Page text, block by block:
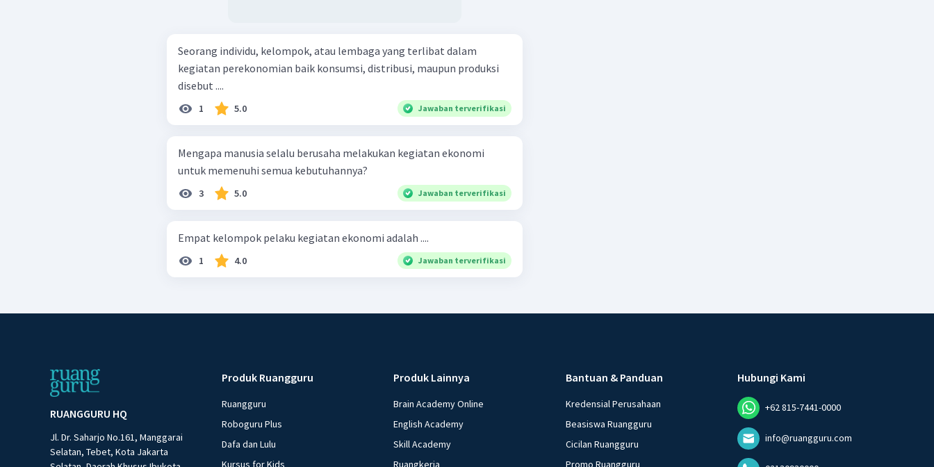
Seorang individu, kelompok, atau lembaga yang terlibat dalam
kegiatan perekonomian baik konsumsi, distribusi, maupun produksi
disebut ....
1 5.0 Jawaban terverifikasi
Mengapa manusia selalu berusaha melakukan kegiatan ekonomi
untuk memenuhi semua kebutuhannya?
3 5.0 Jawaban terverifikasi
Empat kelompok pelaku kegiatan ekonomi adalah ....
1 4.0 Jawaban terverifikasi
RUANGGURU HQ
Jl. Dr. Saharjo No.161, Manggarai
Selatan, Tebet, Kota Jakarta
Produk Ruangguru
Ruangguru
Roboguru Plus
Dafa dan Lulu
Kursus for Kids
Produk Lainnya
Brain Academy Online
English Academy
Skill Academy
Ruangkerja
Bantuan & Panduan
Kredensial Perusahaan
Beasiswa Ruangguru
Cicilan Ruangguru
Promo Ruangguru
Hubungi Kami
+62 815-7441-0000
info@ruangguru.com